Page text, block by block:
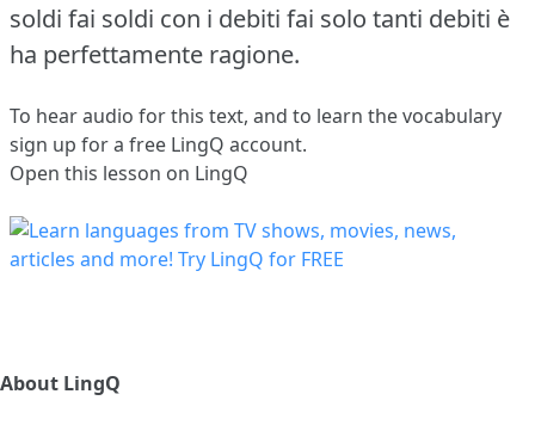
soldi fai soldi con i debiti fai solo tanti debiti è
ha perfettamente ragione.
To hear audio for this text, and to learn the vocabulary
sign up for a free LingQ account.
Open this lesson on LingQ
About LingQ